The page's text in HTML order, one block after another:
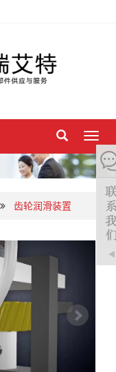
切
换
导
航
齿轮润滑装置